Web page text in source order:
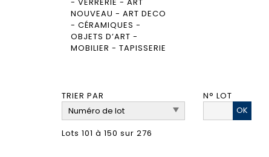
TRIER PAR
N° LOT
OK
Lots 101 à 150 sur 276